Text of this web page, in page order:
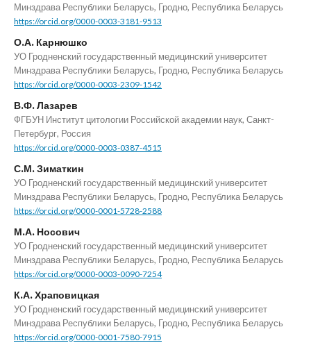
Минздрава Республики Беларусь, Гродно, Республика Беларусь
https://orcid.org/0000-0003-3181-9513
О.А. Карнюшко
УО Гродненский государственный медицинский университет
Минздрава Республики Беларусь, Гродно, Республика Беларусь
https://orcid.org/0000-0003-2309-1542
В.Ф. Лазарев
ФГБУН Институт цитологии Российской академии наук, Санкт-
Петербург, Россия
https://orcid.org/0000-0003-0387-4515
С.М. Зиматкин
УО Гродненский государственный медицинский университет
Минздрава Республики Беларусь, Гродно, Республика Беларусь
https://orcid.org/0000-0001-5728-2588
М.А. Носович
УО Гродненский государственный медицинский университет
Минздрава Республики Беларусь, Гродно, Республика Беларусь
https://orcid.org/0000-0003-0090-7254
К.А. Храповицкая
УО Гродненский государственный медицинский университет
Минздрава Республики Беларусь, Гродно, Республика Беларусь
https://orcid.org/0000-0001-7580-7915